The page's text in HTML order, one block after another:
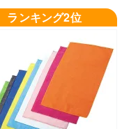
ランキング2位